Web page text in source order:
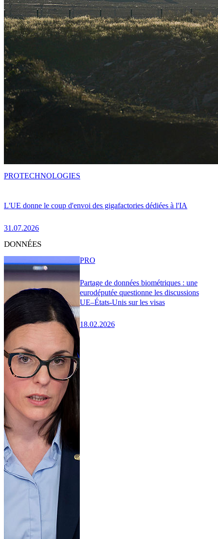
L'UE donne le coup d'envoi des gigafactories dédiées à l'IA
31.07.2026
PROTECHNOLOGIES
DONNÉES
Partage de données biométriques : une
eurodéputée questionne les discussions
UE–États-Unis sur les visas
18.02.2026
PRO